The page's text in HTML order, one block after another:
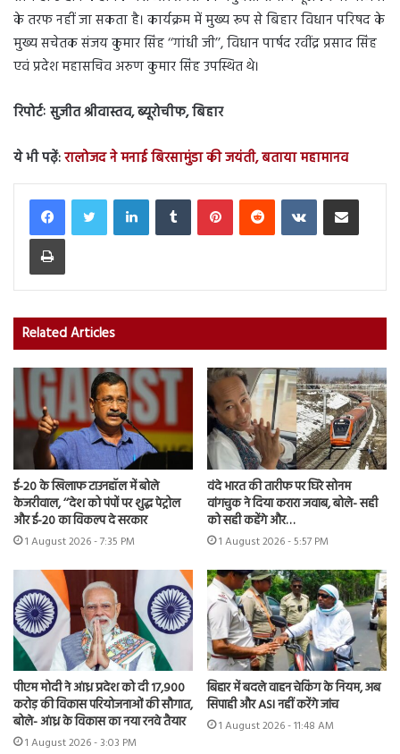
के तरफ नहीं जा सकता है। कार्यक्रम में मुख्य रूप से बिहार विधान परिषद के
मुख्य सचेतक संजय कुमार सिंह ‘‘गांधी जी’’, विधान पार्षद रवींद्र प्रसाद सिंह
एवं प्रदेश महासचिव अरुण कुमार सिंह उपस्थित थे।
रिपोर्टः सुजीत श्रीवास्तव, ब्यूरोचीफ, बिहार
ये भी पढ़ें:रालोजद ने मनाई बिरसामुंडा की जयंती, बताया महामानव
LinkedInTumblr PinterestReddit VKontakteShare via Email
Print
Related Articles
ई-20 के खिलाफ टाउनहॉल में बोले
केजरीवाल, ‘‘देश को पंपों पर शुद्ध पेट्रोल
और ई-20 का विकल्प दे सरकार
1 August 2026 - 7:35 PM
वंदे भारत की तारीफ पर घिरे सोनम
वांगचुक ने दिया करारा जवाब, बोले- सही
को सही कहेंगे और…
1 August 2026 - 5:57 PM
पीएम मोदी ने आंध्र प्रदेश को दी 17,900
करोड़ की विकास परियोजनाओं की सौगात,
बोले- आंध्र के विकास का नया रनवे तैयार
1 August 2026 - 3:03 PM
बिहार में बदले वाहन चेकिंग के नियम, अब
सिपाही और ASI नहीं करेंगे जांच
1 August 2026 - 11:48 AM